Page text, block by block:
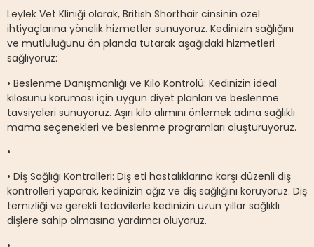
Leylek Vet Kliniği olarak, British Shorthair cinsinin özel
ihtiyaçlarına yönelik hizmetler sunuyoruz. Kedinizin sağlığını
ve mutluluğunu ön planda tutarak aşağıdaki hizmetleri
sağlıyoruz:
• Beslenme Danışmanlığı ve Kilo Kontrolü: Kedinizin ideal
kilosunu koruması için uygun diyet planları ve beslenme
tavsiyeleri sunuyoruz. Aşırı kilo alımını önlemek adına sağlıklı
mama seçenekleri ve beslenme programları oluşturuyoruz.
•
• Diş Sağlığı Kontrolleri: Diş eti hastalıklarına karşı düzenli diş
kontrolleri yaparak, kedinizin ağız ve diş sağlığını koruyoruz. Diş
temizliği ve gerekli tedavilerle kedinizin uzun yıllar sağlıklı
dişlere sahip olmasına yardımcı oluyoruz.